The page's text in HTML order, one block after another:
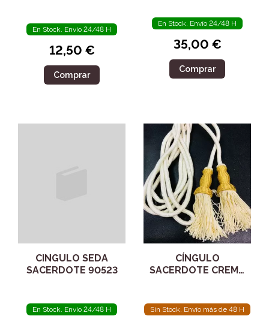
En Stock. Envío 24/48 H
12,50 €
Comprar
En Stock. Envío 24/48 H
35,00 €
Comprar
CINGULO SEDA
SACERDOTE 90523
En Stock. Envío 24/48 H
CÍNGULO
SACERDOTE CREMA
Sin Stock. Envío más de 48 H